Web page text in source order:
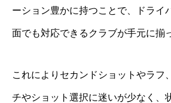
ーション豊かに持つことで、ドライ
面でも対応できるクラブが手元に揃
これによりセカンドショットやラフ
チやショット選択に迷いが少なく、